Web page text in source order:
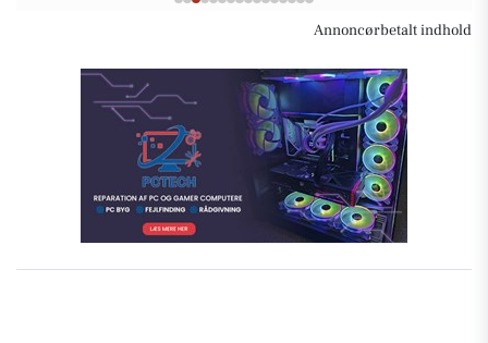
Annoncørbetalt indhold